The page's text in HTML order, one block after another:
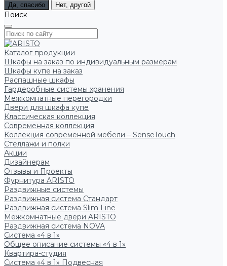
Да, спасибо Нет, другой
Поиск
Каталог продукции
Шкафы на заказ по индивидуальным размерам
Шкафы купе на заказ
Распашные шкафы
Гардеробные системы хранения
Межкомнатные перегородки
Двери для шкафа купе
Классическая коллекция
Современная коллекция
Коллекция современной мебели – SenseTouch
Стеллажи и полки
Акции
Дизайнерам
Отзывы и Проекты
Фурнитура ARISTO
Раздвижные системы
Раздвижная система Стандарт
Раздвижная система Slim Line
Межкомнатные двери ARISTO
Раздвижная система NOVA
Система «4 в 1»
Общее описание системы «4 в 1»
Квартира-студия
Система «4 в 1» Подвесная